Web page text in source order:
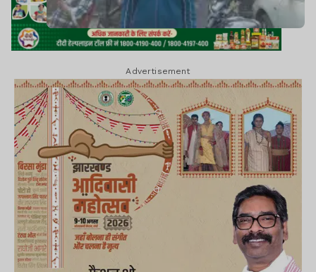
Advertisement